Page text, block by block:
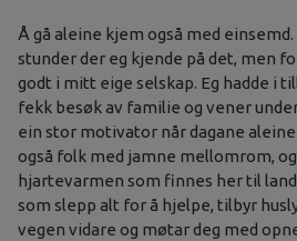
Å gå aleine kjem også med
stunder der eg kjende på det, men
godt i mitt eige selskap. Eg hadde i
fekk besøk av familie og vener
ein stor motivator når dagane
også folk med jamne mellomrom,
hjartevarmen som finnes her til
som slepp alt for å hjelpe, tilbyr
vegen vidare og møtar deg med